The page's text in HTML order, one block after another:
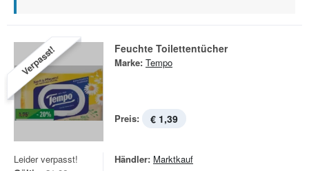
Verpasst! Feuchte Toilettentücher
Marke: Tempo
Preis: € 1,39
Leider verpasst!
Händler: Marktkauf